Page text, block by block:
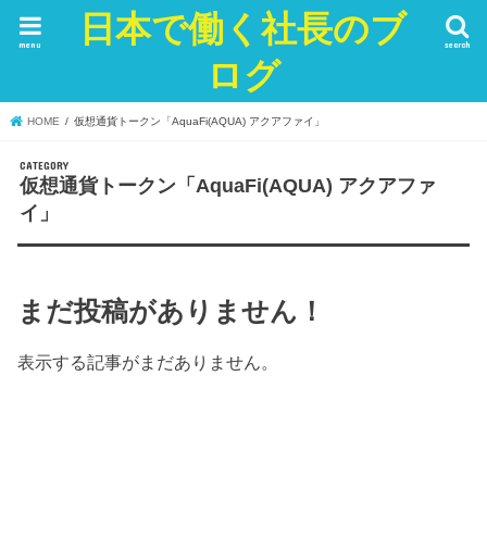
日本で働く社長のブ
ログ
search
menu
HOME 仮想通貨トークン「AquaFi(AQUA) アクアファイ」
仮想通貨トークン「AquaFi(AQUA) アクアファ
イ」
まだ投稿がありません！
表示する記事がまだありません。